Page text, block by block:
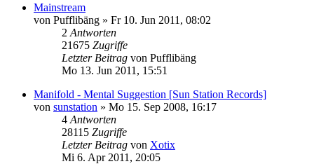
Mainstream
von Pufflibäng » Fr 10. Jun 2011, 08:02
2 Antworten
21675 Zugriffe
Letzter Beitrag von Pufflibäng
Mo 13. Jun 2011, 15:51
Manifold - Mental Suggestion [Sun Station Records]
von sunstation » Mo 15. Sep 2008, 16:17
4 Antworten
28115 Zugriffe
Letzter Beitrag von Xotix
Mi 6. Apr 2011, 20:05